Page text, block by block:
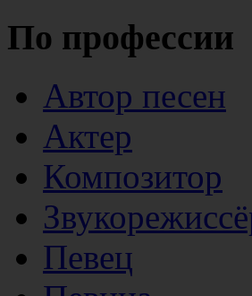
По профессии
Автор песен
Актер
Композитор
Певец